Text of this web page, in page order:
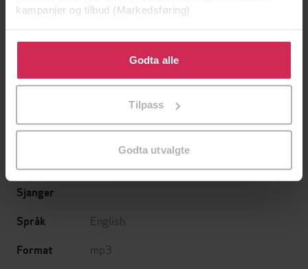
kampanjer og tilbud (Markedsføring)
Klikk på «Godta alle» for å gi oss ditt samtykke til å
bruke cookies for alle disse formålene. Du kan også
tilpasse ditt samtykke til spesifikke formål ved å klikke
Godta alle
Tilpass
Godta utvalgte
Terri Nixon(forfatter),
Freeman(innleser)
Little, Brown Book Group
Utgitt 06.12.2016
Lengde
Sjanger
Språk
English
Format mp3